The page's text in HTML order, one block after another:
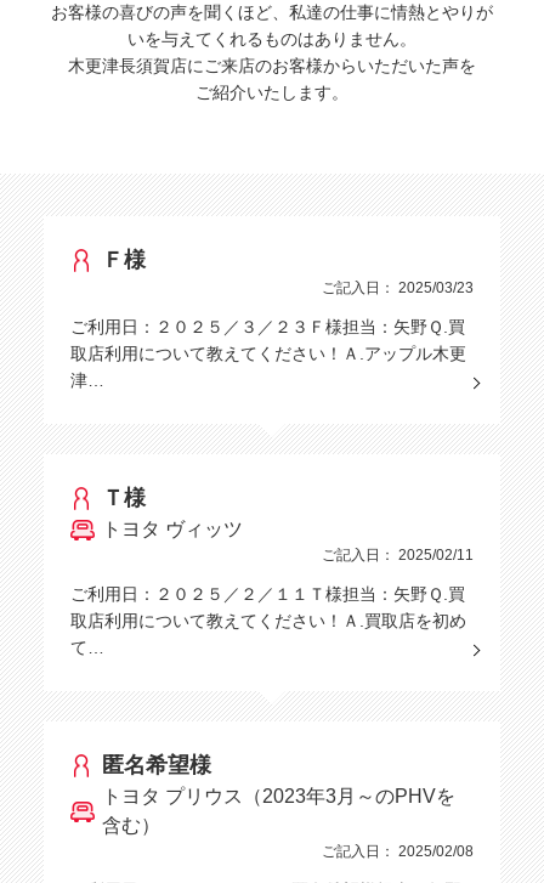
お客様の喜びの声を聞くほど、私達の仕事に情熱とやりが
いを与えてくれるものはありません。
木更津長須賀店にご来店のお客様からいただいた声を
ご紹介いたします。
Ｆ様
ご記入日： 2025/03/23
ご利用日：２０２５／３／２３Ｆ様担当：矢野Ｑ.買
取店利用について教えてください！Ａ.アップル木更
津…
Ｔ様
トヨタ ヴィッツ
ご記入日： 2025/02/11
ご利用日：２０２５／２／１１Ｔ様担当：矢野Ｑ.買
取店利用について教えてください！Ａ.買取店を初め
て…
匿名希望様
トヨタ プリウス（2023年3月～のPHVを
含む）
ご記入日： 2025/02/08